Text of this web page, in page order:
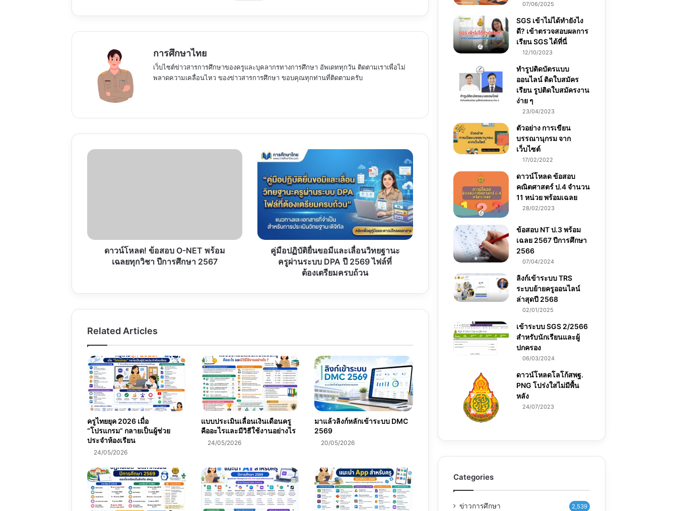
การศึกษาไทย
เว็บไซต์ข่าวสารการศึกษาของครูและบุคลากรทางการศึกษา อัพเดททุกวัน ติดตามเราเพื่อไม่
พลาดความเคลื่อนไหว ของข่าวสารการศึกษา ขอบคุณทุกท่านที่ติดตามครับ
ดาวน์โหลด!
ปี
ดาวน์โหลด! ข้อสอบ O-NET พร้อม
เฉลยทุกวิชา ปีการศึกษา 2567
คู่มือ
ปฏิบัติ
ยื่น
และ
วิทยฐานะ
ครู
ที่
ยม
ครบ
ถ้วน
คู่มือปฏิบัติยื่นขอมีและเลื่อนวิทยฐานะ
ครูผ่านระบบ DPA ปี 2569 ไฟล์ที่
ต้องเตรียมครบถ้วน
Related Articles
ครูไทยยุค 2026 เมื่อ
“โปรแกรม” กลายเป็นผู้ช่วย
ประจำห้องเรียน
24/05/2026
แบบประเมินเลื่อนเงินเดือนครู
คืออะไรและมีวิธีใช้งานอย่างไร
24/05/2026
มาแล้วลิงก์หลักเข้าระบบ DMC
2569
20/05/2026
07/06/2025
SGS เข้าไม่ได้ทำยังไง
ดี? เข้าตรวจสอบผลการ
เรียน SGS ได้ที่นี่
12/10/2023
ทำรูปติดบัตรแบบ
ออนไลน์ ติดใบสมัคร
เรียน รูปติดใบสมัครงาน
ง่าย ๆ
23/04/2023
ตัวอย่าง การเขียน
บรรณานุกรม จาก
เว็บไซต์
17/02/2022
ดาวน์โหลด ข้อสอบ
คณิตศาสตร์ ป.4 จำนวน
11 หน่วย พร้อมเฉลย
28/02/2023
ข้อสอบ NT ป.3 พร้อม
เฉลย 2567 ปีการศึกษา
2566
07/04/2024
ลิงก์เข้าระบบ TRS
ระบบย้ายครูออนไลน์
ล่าสุดปี 2568
02/01/2025
เข้าระบบ SGS 2/2566
สำหรับนักเรียนและผู้
ปกครอง
06/03/2024
ดาวน์โหลดโลโก้สพฐ.
PNG โปร่งใสไม่มีพื้น
หลัง
24/07/2023
Categories
ข่าวการศึกษา 2,539